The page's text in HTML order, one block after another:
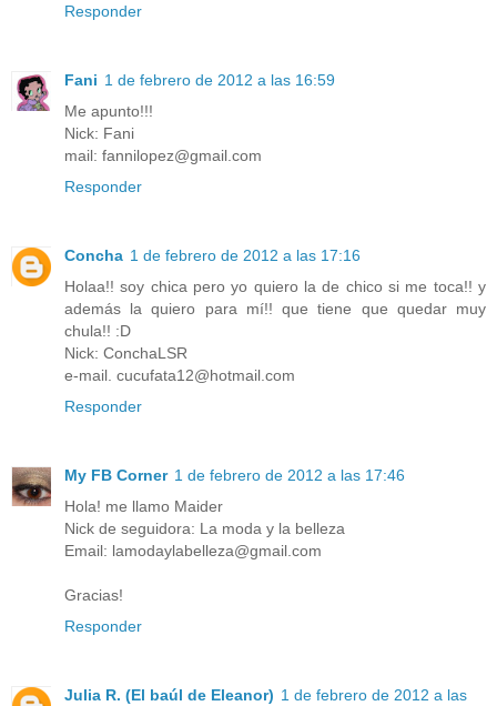
Responder
Fani 1 de febrero de 2012 a las 16:59
Me apunto!!!
Nick: Fani
mail: fannilopez@gmail.com
Responder
Concha 1 de febrero de 2012 a las 17:16
Holaa!! soy chica pero yo quiero la de chico si me toca!! y
además la quiero para mí!! que tiene que quedar muy
chula!! :D
Nick: ConchaLSR
e-mail. cucufata12@hotmail.com
Responder
My FB Corner 1 de febrero de 2012 a las 17:46
Hola! me llamo Maider
Nick de seguidora: La moda y la belleza
Email: lamodaylabelleza@gmail.com
Gracias!
Responder
Julia R. (El baúl de Eleanor) 1 de febrero de 2012 a las